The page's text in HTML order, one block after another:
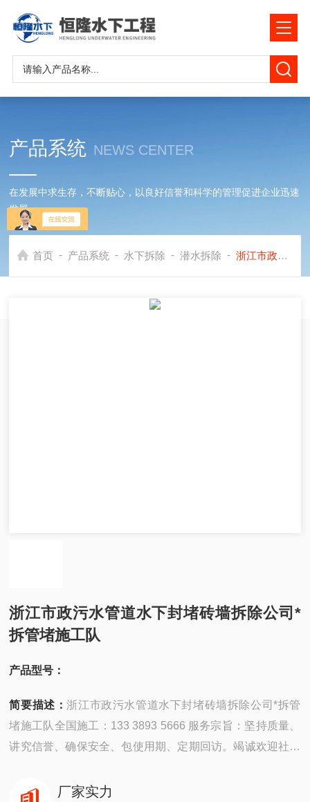
产品系统 NEWS CENTER
在发展中求生存，不断贴心，以良好信誉和科学的管理促进企业迅速
发展
首页 - 产品系统 - 水下拆除 - 潜水拆除 - 浙江市政污水管道水下封堵砖墙拆除公司*拆管堵施工队
浙江市政污水管道水下封堵砖墙拆除公司*
拆管堵施工队
产品型号：
简要描述：浙江市政污水管道水下封堵砖墙拆除公司*拆管
堵施工队全国施工：133 3893 5666 服务宗旨：坚持质量、
讲究信誉、确保安全、包使用期、定期回访。竭诚欢迎社会
公司携手共进，共展宏图，使潜水特技进一步得到发扬光
厂家实力